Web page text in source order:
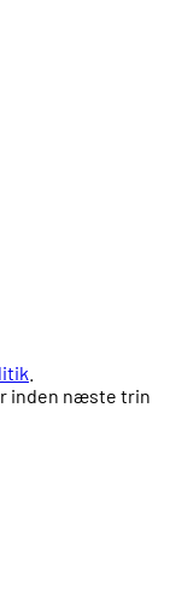
inden næste trin